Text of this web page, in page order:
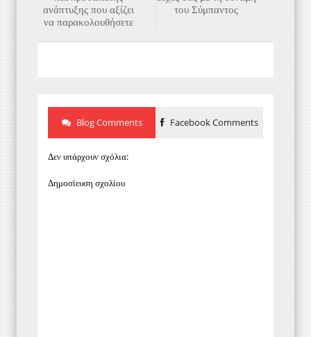
του Σύμπαντος
ανάπτυξης που αξίζει
να παρακολουθήσετε
Blog Comments Facebook Comments
Δεν υπάρχουν σχόλια:
Δημοσίευση σχολίου